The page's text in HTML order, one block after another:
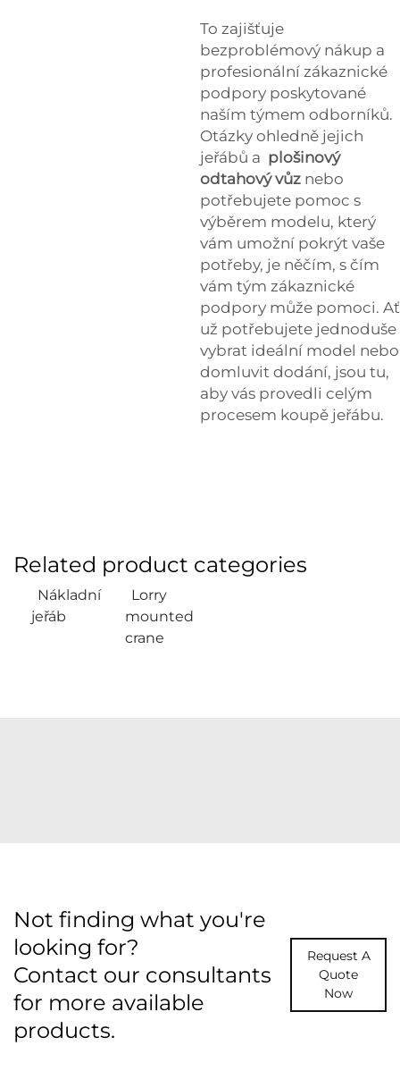
To zajišťuje
bezproblémový nákup a
profesionální zákaznické
podpory poskytované
naším týmem odborníků.
Otázky ohledně jejich
jeřábů a plošinový
odtahový vůz nebo
potřebujete pomoc s
výběrem modelu, který
vám umožní pokrýt vaše
potřeby, je něčím, s čím
vám tým zákaznické
podpory může pomoci. Ať
už potřebujete jednoduše
vybrat ideální model nebo
domluvit dodání, jsou tu,
aby vás provedli celým
procesem koupě jeřábu.
Related product categories
Nákladní
jeřáb
Lorry
mounted
crane
Not finding what you're
looking for?
Contact our consultants
for more available
products.
Request A
Quote
Now